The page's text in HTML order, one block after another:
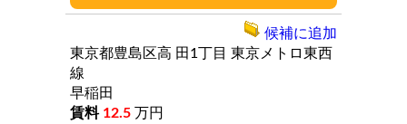
東京都豊島区高 田1丁目 東京メトロ東西
線
早稲田
12.5 万円
候補に追加